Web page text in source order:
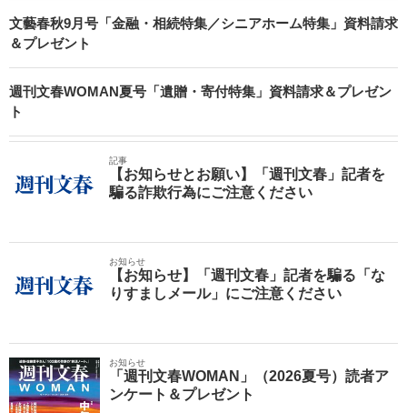
文藝春秋9月号「金融・相続特集／シニアホーム特集」資料請求
＆プレゼント
週刊文春WOMAN夏号「遺贈・寄付特集」資料請求＆プレゼン
ト
記事
【お知らせとお願い】「週刊文春」記者を
騙る詐欺行為にご注意ください
お知らせ
【お知らせ】「週刊文春」記者を騙る「な
りすましメール」にご注意ください
お知らせ
「週刊文春WOMAN」（2026夏号）読者ア
ンケート＆プレゼント